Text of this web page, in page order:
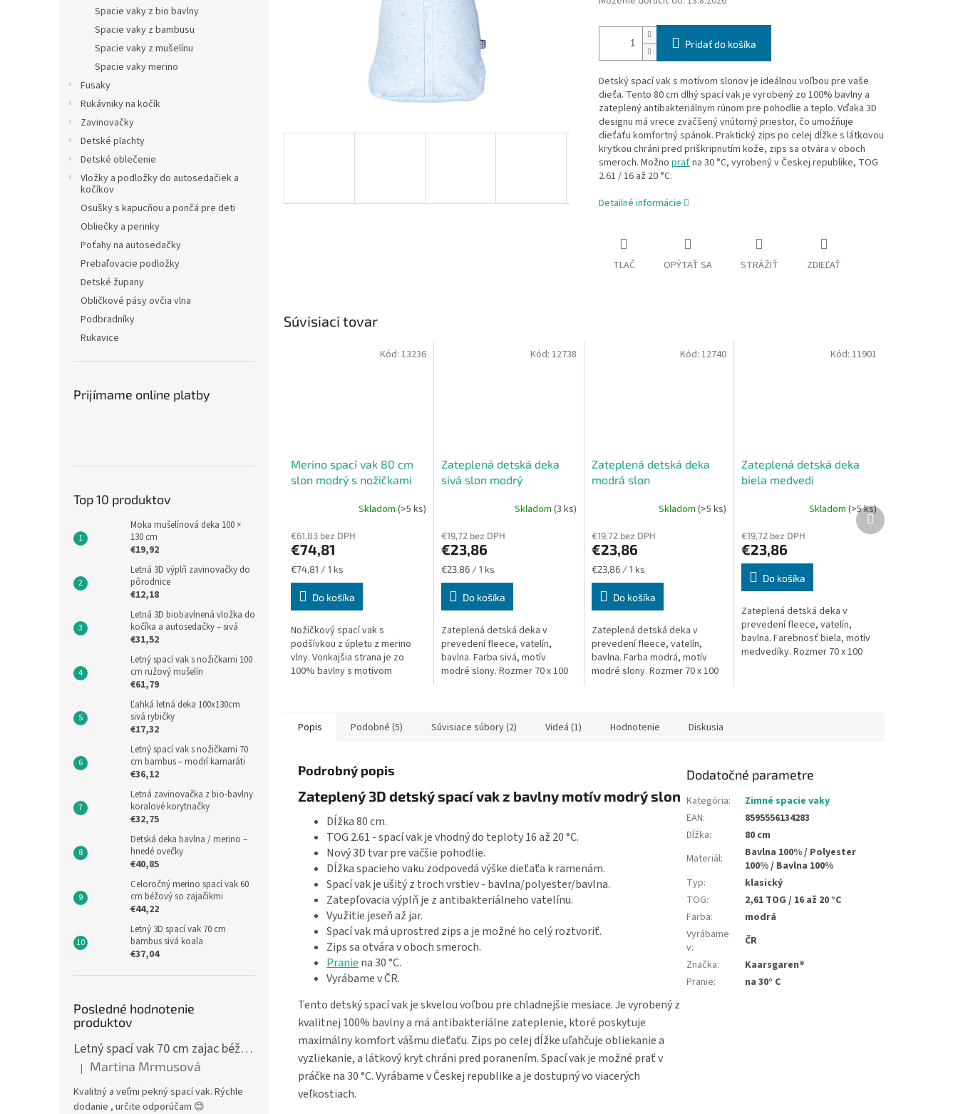
Spacie vaky z bio bavlny
Spacie vaky z bambusu
Spacie vaky z mušelínu
Spacie vaky merino
Fusaky
Rukávniky na kočík
Zavinovačky
Detské plachty
Detské oblečenie
Vložky a podložky do autosedačiek a
kočíkov
Osušky s kapucňou a pončá pre deti
Obliečky a perinky
Poťahy na autosedačky
Prebaľovacie podložky
Detské župany
Obličkové pásy ovčia vlna
Podbradníky
Rukavice
Prijímame online platby
Top 10 produktov
Moka mušelínová deka 100 ×
130 cm
€19,92
Letná 3D výplň zavinovačky do
pôrodnice
€12,18
Letná 3D biobavlnená vložka do
kočíka a autosedačky – sivá
€31,52
Letný spací vak s nožičkami 100
cm ružový mušelín
€61,79
Ľahká letná deka 100x130cm
sivá rybičky
€17,32
Letný spací vak s nožičkami 70
cm bambus – modrí kamaráti
€36,12
Letná zavinovačka z bio-bavlny
koralové korytnačky
€32,75
Detská deka bavlna / merino –
hnedé ovečky
€40,85
Celoročný merino spací vak 60
cm béžový so zajačikmi
€44,22
Letný 3D spací vak 70 cm
bambus sivá koala
€37,04
Posledné hodnotenie
produktov
Letný spací vak 70 cm zajac béžový zips na boku
Hodnotenie produktu je 5 z 5 hviezdičiek.
| Martina Mrmusová
Kvalitný a veľmi pekný spací vak. Rýchle
dodanie , určite odporúčam 😊
Pridať do košíka
Detský spací vak s motívom slonov je ideálnou voľbou pre vaše
dieťa. Tento 80 cm dlhý spací vak je vyrobený zo 100% bavlny a
zateplený antibakteriálnym rúnom pre pohodlie a teplo. Vďaka 3D
designu má vrece zväčšený vnútorný priestor, čo umožňuje
dieťaťu komfortný spánok. Praktický zips po celej dĺžke s látkovou
krytkou chráni pred priškripnutím kože, zips sa otvára v oboch
smeroch. Možno praťna 30 °C, vyrobený v Českej republike, TOG
2.61 / 16 až 20 °C.
Detailné informácie
TLAČ OPÝTAŤ SA STRÁŽIŤ ZDIEĽAŤ
Súvisiaci tovar
Merino spací vak 80 cm
slon modrý s nožičkami
Skladom (>5 ks)
€61,83 bez DPH
€74,81
Jednotková
cena:
€74,81 / 1 ks
Do košíka
Nožičkový spací vak s
podšívkou z úpletu z merino
vlny. Vonkajšia strana je zo
100% bavlny s motívom
Kód: 13236
Zateplená detská deka
sivá slon modrý
produktu
je
5,0
hviezdičiek.
Skladom (3 ks)
€19,72 bez DPH
€23,86
Jednotková
cena:
€23,86 / 1 ks
Do košíka
Zateplená detská deka v
prevedení fleece, vatelín,
bavlna. Farba sivá, motív
modré slony. Rozmer 70 x 100
Kód: 12738
Zateplená detská deka
modrá slon
produktu
je
5,0
hviezdičiek.
Skladom(>5 ks)
€19,72 bez DPH
€23,86
Jednotková
cena:
€23,86 / 1 ks
Do košíka
Zateplená detská deka v
prevedení fleece, vatelín,
bavlna. Farba modrá, motív
modré slony. Rozmer 70 x 100
Kód:12740
Zateplená detská deka
biela medvedi
Skladom (>5 ks)
€19,72 bez DPH
€23,86
Do košíka
Zateplená detská deka v
prevedení fleece, vatelín,
bavlna. Farebnosť biela, motív
medvedíky. Rozmer 70 x 100
Kód: 11901
Ďalší
produkt
Popis Podobné (5) Súvisiace súbory (2) Videá (1) Hodnotenie Diskusia
Podrobný popis
Zateplený 3D detský spací vak z bavlny motív modrý slon
Dĺžka 80 cm.
TOG 2.61 - spací vak je vhodný do teploty 16 až 20 °C.
Nový 3D tvar pre väčšie pohodlie.
Dĺžka spacieho vaku zodpovedá výške dieťaťa k ramenám.
Spací vak je ušitý z troch vrstiev - bavlna/polyester/bavlna.
Zatepľovacia výplň je z antibakteriálneho vatelínu.
Využitie jeseň až jar.
Spací vak má uprostred zips a je možné ho celý roztvoriť.
Zips sa otvára v oboch smeroch.
Pranie na 30 °C.
Vyrábame v ČR.
Tento detský spací vak je skvelou voľbou pre chladnejšie mesiace. Je vyrobený z
kvalitnej 100% bavlny a má antibakteriálne zateplenie, ktoré poskytuje
maximálny komfort vášmu dieťaťu. Zips po celej dĺžke uľahčuje obliekanie a
vyzliekanie, a látkový kryt chráni pred poranením. Spací vak je možné prať v
práčke na 30 °C. Vyrábame v Českej republike a je dostupný vo viacerých
veľkostiach.
Dodatočné parametre
Kategória:
Zimné spacie vaky
EAN:
8595556134283
Dĺžka:
80 cm
Materiál:
Bavlna 100% / Polyester
100% / Bavlna 100%
Typ:
klasický
TOG:
2,61 TOG / 16 až 20 °C
Farba:
modrá
Vyrábame
v:
ČR
Značka:
Kaarsgaren®
Pranie: na 30° C